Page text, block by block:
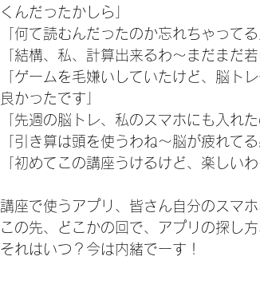
くんだったかしら」
「何て読むんだったのか忘れちゃってる
「結構、私、計算出来るわ〜まだまだ若
「ゲームを毛嫌いしていたけど、脳ト
良かったです」
「先週の脳トレ、私のスマホにも入れた
「引き算は頭を使うわね〜脳が疲れてる
「初めてこの講座うけるけど、楽しい
講座で使うアプリ、皆さん自分のスマ
この先、どこかの回で、アプリの探し
それはいつ？今は内緒でーす！